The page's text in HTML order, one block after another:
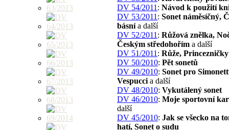
DV 54/2011 : Návod k použití
DV 53/2011 : Sonet náměsíčný,
básnía další
DV 52/2011 : Růžová znělka,
Českým středohořím a další
DV 51/2011 : Růže, Princezničky
DV 50/2010: Pět sonetů
DV 49/2010: Sonet pro
Vespucci a další
DV 48/2010: Vykutálený sonet
DV 46/2010: Moje sportovní
další
DV 45/2010: Jak se všecko na
hatí, Sonet o sudu